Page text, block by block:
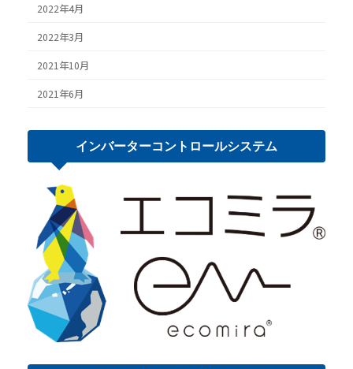
2022年4月
2022年3月
2021年10月
2021年6月
インバーターコントロールシステム